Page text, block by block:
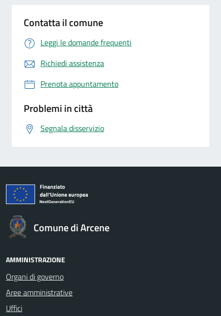
Contatta il comune
Leggi le domande frequenti
Richiedi assistenza
Prenota appuntamento
Problemi in città
Segnala disservizio
Comune di Arcene
AMMINISTRAZIONE
Organi di governo
Aree amministrative
Uffici